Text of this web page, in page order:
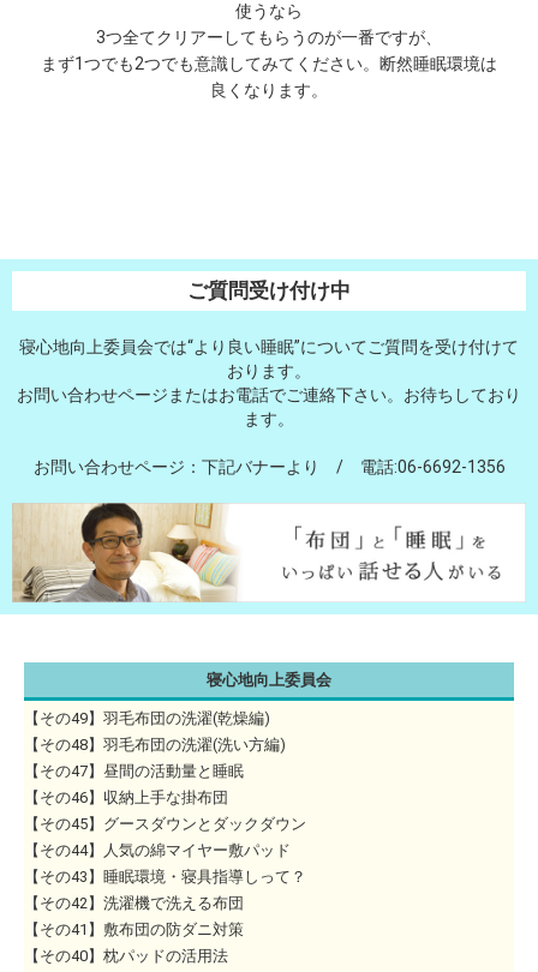
使うなら
3つ全てクリアーしてもらうのが一番ですが、
まず1つでも2つでも意識してみてください。断然睡眠環境は
良くなります。
ご質問受け付け中
寝心地向上委員会では“より良い睡眠”についてご質問を受け付けて
おります。
お問い合わせページまたはお電話でご連絡下さい。お待ちしており
ます。
お問い合わせページ：下記バナーより / 電話:06-6692-1356
寝心地向上委員会
【その49】羽毛布団の洗濯(乾燥編)
【その48】羽毛布団の洗濯(洗い方編)
【その47】昼間の活動量と睡眠
【その46】収納上手な掛布団
【その45】グースダウンとダックダウン
【その44】人気の綿マイヤー敷パッド
【その43】睡眠環境・寝具指導しって？
【その42】洗濯機で洗える布団
【その41】敷布団の防ダニ対策
【その40】枕パッドの活用法